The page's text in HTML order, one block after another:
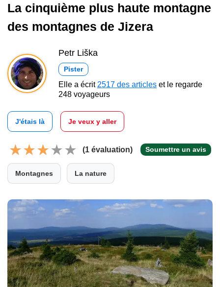
La cinquième plus haute montagne
des montagnes de Jizera
Petr Liška
Pister
Elle a écrit 2517 des articles et le regarde
248 voyageurs
J'étais là Je veux y aller
(1 évaluation) Soumettre un avis
Montagnes La nature